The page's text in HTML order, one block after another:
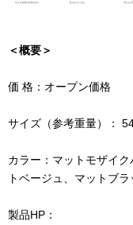
＜概要＞
価 格：オープン価格
サイズ（参考重量）：
カラー：マットモザイ
トベージュ、マットブラ
製品HP：